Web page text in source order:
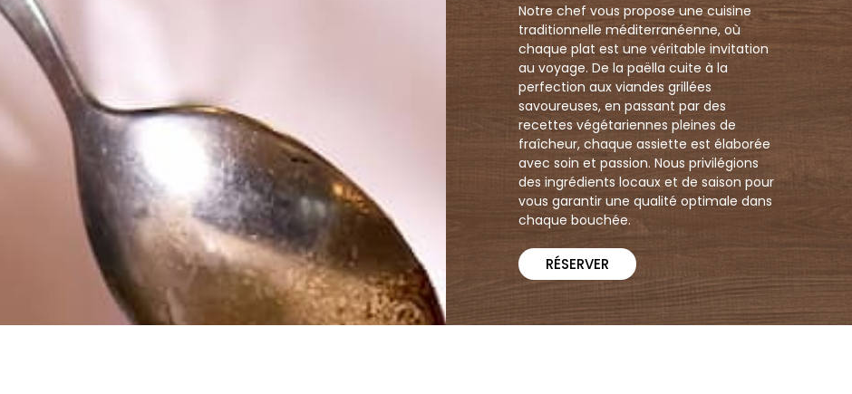
Notre chef vous propose une cuisine
traditionnelle méditerranéenne, où
chaque plat est une véritable invitation
au voyage. De la paëlla cuite à la
perfection aux viandes grillées
savoureuses, en passant par des
recettes végétariennes pleines de
fraîcheur, chaque assiette est élaborée
avec soin et passion. Nous privilégions
des ingrédients locaux et de saison pour
vous garantir une qualité optimale dans
chaque bouchée.
RÉSERVER